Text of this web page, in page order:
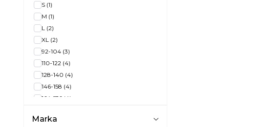
S (1)
M (1)
L (2)
XL (2)
92-104 (3)
110-122 (4)
128-140 (4)
146-158 (4)
164-176 (4)
Marka